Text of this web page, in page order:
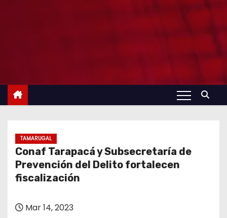
TAMARUGAL
Conaf Tarapacá y Subsecretaría de
Prevención del Delito fortalecen
fiscalización
Mar 14, 2023